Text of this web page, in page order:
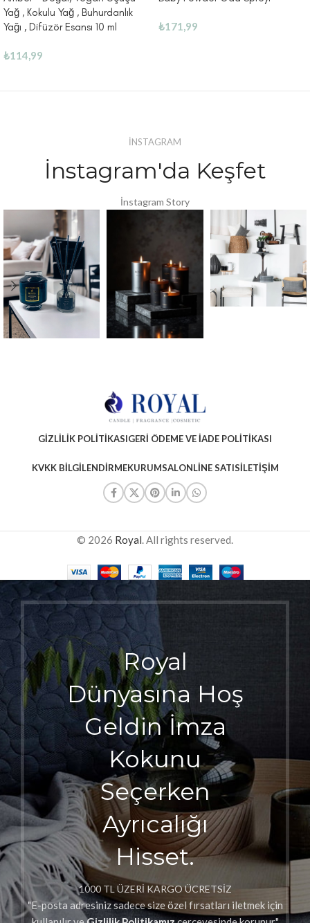
Yağ , Kokulu Yağ , Buhurdanlık
Yağı , Difüzör Esansı 10 ml
₺114,99
₺171,99
İNSTAGRAM
İnstagram'da Keşfet
İnstagram Story
GIZLILIK POLITIKASIGERI ÖDEME VE İADE POLITIKASI
KVKK BILGILENDIRMEKURUMSALONLINE SATISİLETIŞIM
© 2026 Royal. All rights reserved.
Royal
Dünyasına Hoş
Geldin İmza
Kokunu
Seçerken
Ayrıcalığı
Hisset.
1000 TL ÜZERİ KARGO ÜCRETSİZ
"E-posta adresiniz sadece size özel fırsatları iletmek için